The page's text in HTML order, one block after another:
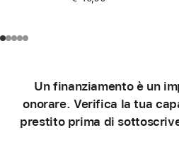
Un finanziamento è un
onorare. Verifica la tua
prestito prima di